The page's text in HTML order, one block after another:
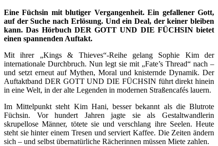
Eine Füchsin mit blutiger Vergangenheit. Ein gefallener Gott,
auf der Suche nach Erlösung. Und ein Deal, der keiner bleiben
kann. Das Hörbuch DER GOTT UND DIE FÜCHSIN bietet
einen spannenden Auftakt.
Mit ihrer „Kings & Thieves“-Reihe gelang Sophie Kim der
internationale Durchbruch. Nun legt sie mit „Fate’s Thread“ nach –
und setzt erneut auf Mythen, Moral und knisternde Dynamik. Der
Auftaktband DER GOTT UND DIE FÜCHSIN führt direkt hinein
in eine Welt, in der alte Legenden in modernen Straßencafés lauern.
Im Mittelpunkt steht Kim Hani, besser bekannt als die Blutrote
Füchsin. Vor hundert Jahren jagte sie als Gestaltwandlerin
skrupellose Männer, tötete sie und verschlang ihre Seelen. Heute
steht sie hinter einem Tresen und serviert Kaffee. Die Zeiten ändern
sich – und selbst übernatürliche Rächerinnen müssen Miete zahlen.